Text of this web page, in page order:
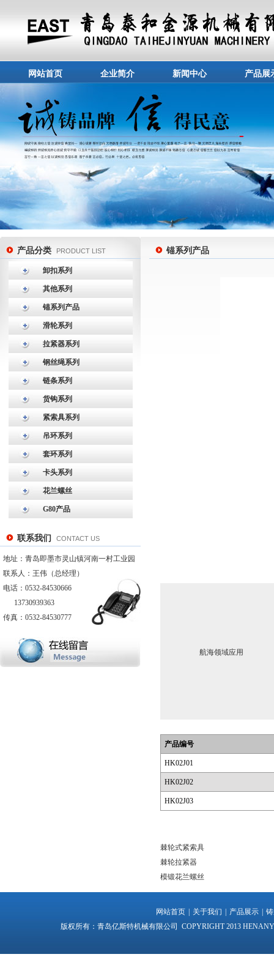
网站首页 企业简介 新闻中心 产品展
锚系列产品
航海领域应用
产品编号
HK02J01
HK02J02
HK02J03
棘轮式紧索具
棘轮拉紧器
模锻花兰螺丝
产品分类 PRODUCT LIST
卸扣系列
其他系列
锚系列产品
滑轮系列
拉紧器系列
钢丝绳系列
链条系列
货钩系列
紧索具系列
吊环系列
套环系列
卡头系列
花兰螺丝
G80产品
联系我们 CONTACT US
地址：青岛即墨市灵山镇河南一村工业园
联系人：王伟（总经理）
电话：0532-84530666
13730939363
传真：0532-84530777
网站首页 关于我们 产品展示
版权所有：青岛亿斯特机械有限公司 COPYRIGHT 2013